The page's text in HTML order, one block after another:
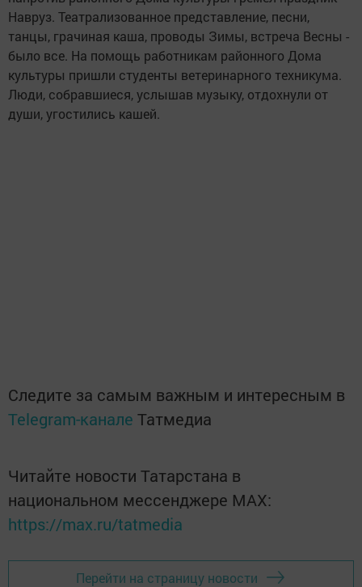
Навруз. Театрализованное представление, песни,
танцы, грачиная каша, проводы Зимы, встреча Весны -
было все. На помощь работникам районного Дома
культуры пришли студенты ветеринарного техникума.
Люди, собравшиеся, услышав музыку, отдохнули от
души, угостились кашей.
Следите за самым важным и интересным в
Telegram-канале Татмедиа
Читайте новости Татарстана в
национальном мессенджере MАХ:
https://max.ru/tatmedia
Перейти на страницу новости